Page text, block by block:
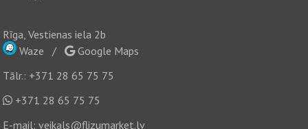
Rīga, Vestienas iela 2b
Waze /
Google Maps
Tālr.: +371 28 65 75 75
+371 28 65 75 75
E-mail:veikals@flizumarket.lv